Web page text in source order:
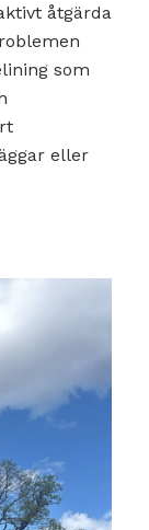
åtgärda
som
eller